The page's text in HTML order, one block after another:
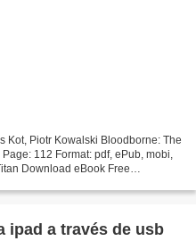
Kot, Piotr Kowalski Bloodborne: The
112 Format: pdf, ePub, mobi,
Download eBook Free
ipad a través de usb